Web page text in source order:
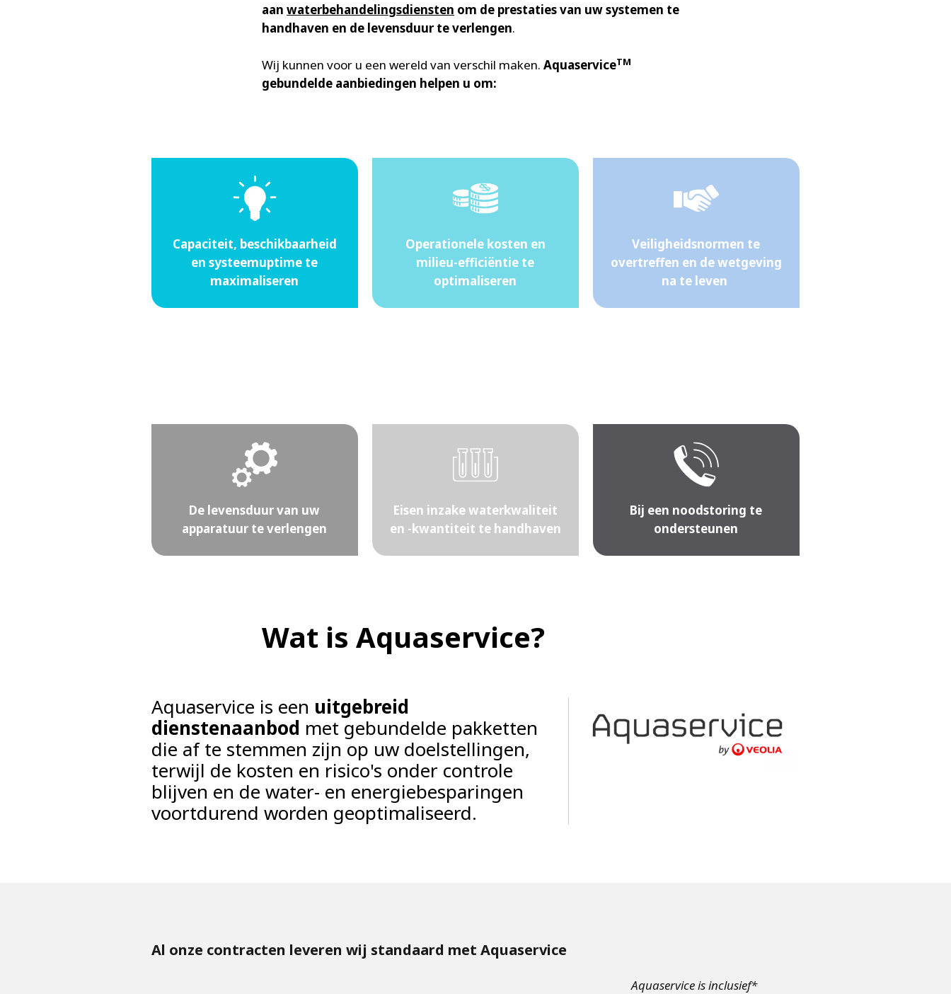
aan waterbehandelingsdiensten om de prestaties van uw systemen te
handhaven en de levensduur te verlengen.
Wij kunnen voor u een wereld van verschil maken. AquaserviceTM
gebundelde aanbiedingen helpen u om:
Capaciteit, beschikbaarheid
en systeemuptime te
maximaliseren
Operationele kosten en
milieu-efficiëntie te
optimaliseren
Veiligheidsnormen te
overtreffen en de wetgeving
na te leven
De levensduur van uw
apparatuur te verlengen
Eisen inzake waterkwaliteit
en -kwantiteit te handhaven
Bij een noodstoring te
ondersteunen
Wat is Aquaservice?
Aquaservice is een uitgebreid
dienstenaanbod met gebundelde pakketten
die af te stemmen zijn op uw doelstellingen,
terwijl de kosten en risico's onder controle
blijven en de water- en energiebesparingen
voortdurend worden geoptimaliseerd.
Al onze contracten leveren wij standaard met Aquaservice
Aquaservice is inclusief*